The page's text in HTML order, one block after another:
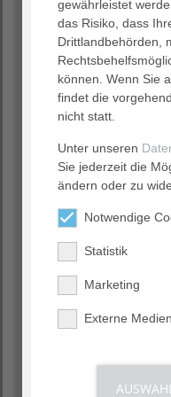
Pflegeeinrichtungen
Wänden.
Pflege mit Plus
Leistungsspektrum
Offenes,
gewährleistet
das Risiko, dass
Drittlandbehörden,
können. Wenn Sie
findet die
nicht statt.
Unter unseren
Sie jederzeit die
ändern oder zu
Notwendige
Statistik
Marketing
Externe Medien